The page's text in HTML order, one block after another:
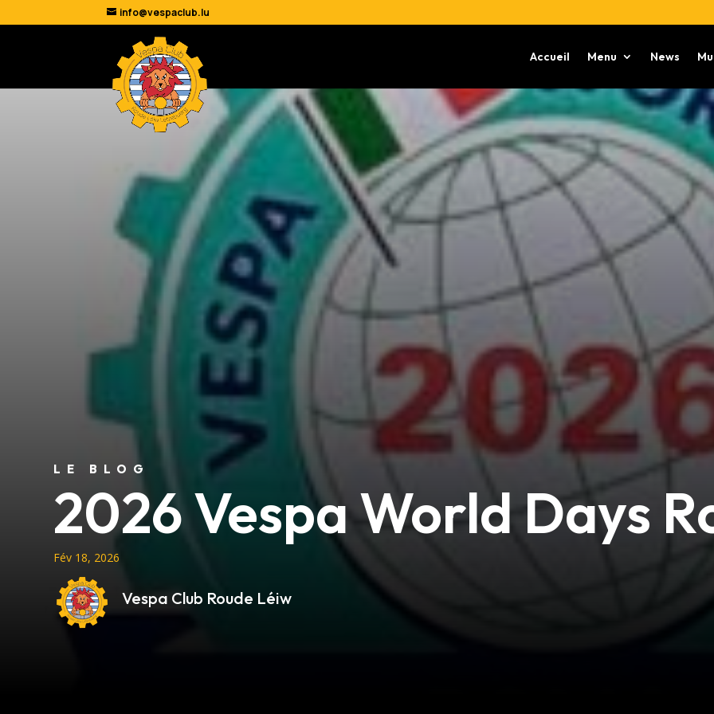
info@vespaclub.lu
Accueil Menu News
LE BLOG
2026 Vespa World Days
Fév 18, 2026
Vespa Club Roude Léiw